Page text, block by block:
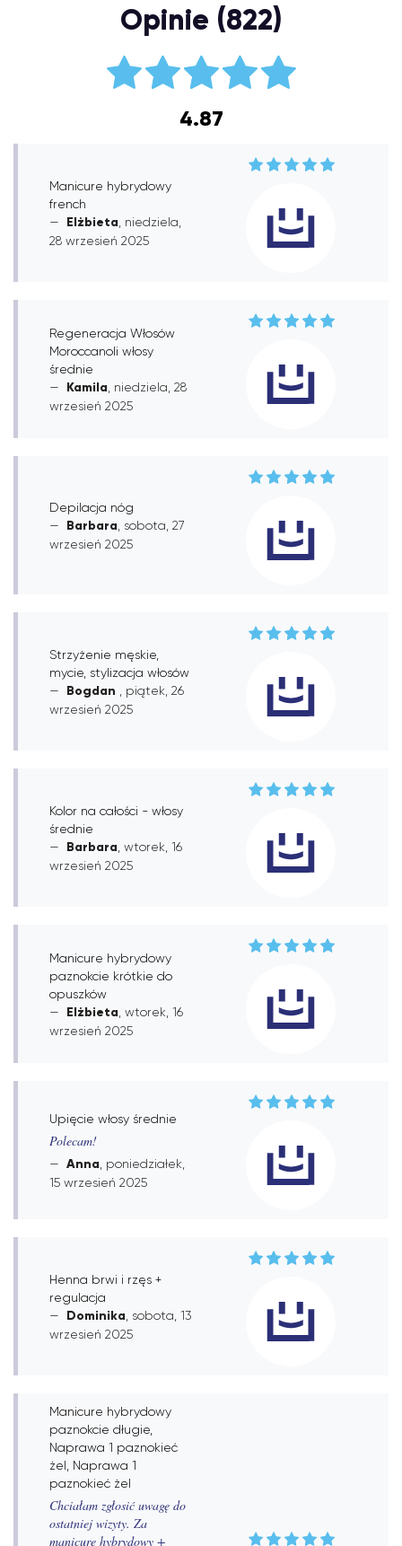
Opinie (822)
4.87
Manicure hybrydowy
french
Elżbieta , niedziela,
28 wrzesień 2025
Regeneracja Włosów
Moroccanoli włosy
średnie
Kamila , niedziela, 28
wrzesień 2025
Depilacja nóg
Barbara , sobota, 27
wrzesień 2025
Strzyżenie męskie,
mycie, stylizacja włosów
Bogdan
, piątek, 26
wrzesień 2025
Kolor na całości - włosy
średnie
Barbara , wtorek, 16
wrzesień 2025
Manicure hybrydowy
paznokcie krótkie do
opuszków
Elżbieta , wtorek, 16
wrzesień 2025
Upięcie włosy średnie
Polecam!
Anna , poniedziałek,
15 wrzesień 2025
Henna brwi i rzęs +
regulacja
Dominika , sobota, 13
wrzesień 2025
Manicure hybrydowy
paznokcie długie,
Naprawa 1 paznokieć
żel, Naprawa 1
paznokieć żel
Chciałam zgłosić uwagę do
ostatniej wizyty. Za
manicure hybrydowy +